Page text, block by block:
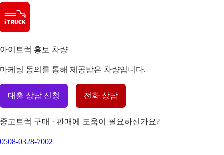
아이트럭 홍보 차량
마케팅 동의를 통해 제공받은 차량입니다.
대출 상담 신청 전화 상담
중고트럭 구매 · 판매에 도움이 필요하신가요?
0508-0328-7002